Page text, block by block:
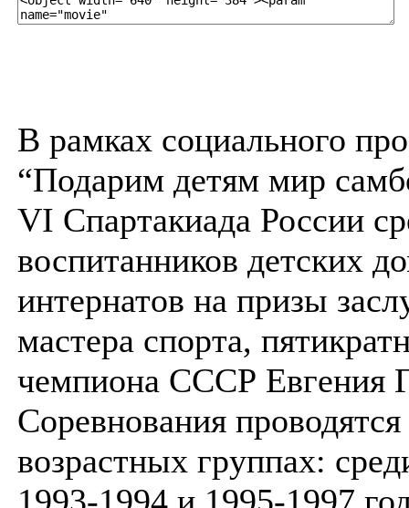
В рамках социального
“Подарим детям мир
VI Спартакиада России
воспитанников детских
интернатов на призы
мастера спорта,
чемпиона СССР Евгения
Соревнования
возрастных группах: